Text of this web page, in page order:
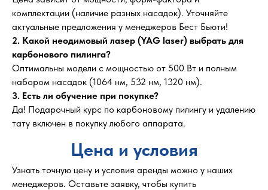
комплектации (наличие разных насадок). Уточняйте
актуальные предложения у менеджеров Бест Бьюти!
2. Какой неодимовый лазер (YAG laser) выбрать для
карбонового пилинга?
Оптимальны модели с мощностью от 500 Вт и полным
набором насадок (1064 нм, 532 нм, 1320 нм).
3. Есть ли обучение при покупке?
Да! Подарочный курс по карбоновому пилингу и удалению
тату включен в покупку любого аппарата.
Цена и условия
Узнать точную цену и условия аренды можно у наших
менеджеров. Оставьте заявку, чтобы купить